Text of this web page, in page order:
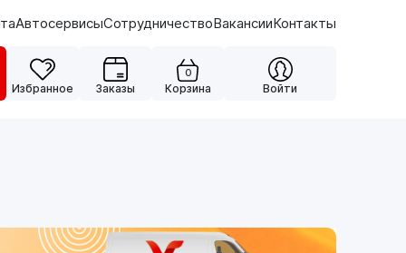
АвтосервисыСотрудничествоВакансииКонтакты
Избранное Заказы
0
Корзина Войти